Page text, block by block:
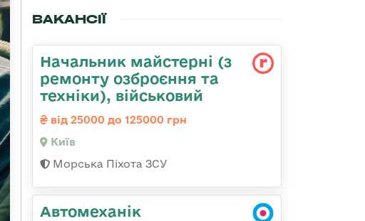
ВАКАНСІЇ
Начальник майстеpні (з
ремонту озбpоєння та
техніки), військовий
від 25000 до 125000 грн
Київ
Морська Піхота ЗСУ
Автомеханік